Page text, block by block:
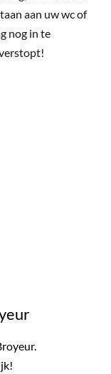
aan uw wc of
nog in te